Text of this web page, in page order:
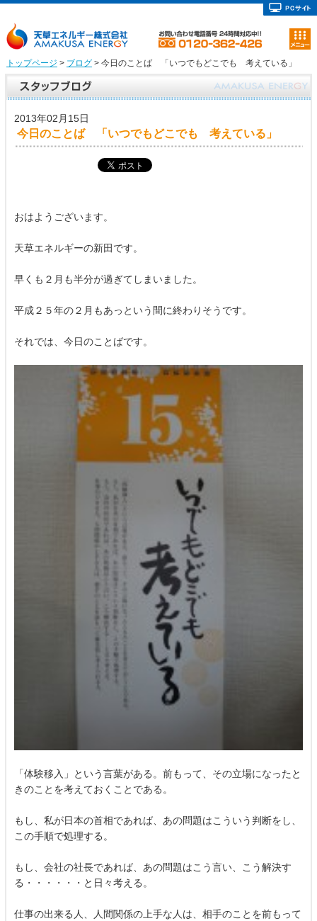
トップページ > ブログ> 今日のことば 「いつでもどこでも 考えている」
2013年02月15日
今日のことば 「いつでもどこでも 考えている」
おはようございます。
天草エネルギーの新田です。
早くも２月も半分が過ぎてしまいました。
平成２５年の２月もあっという間に終わりそうです。
それでは、今日のことばです。
「体験移入」という言葉がある。前もって、その立場になったと
きのことを考えておくことである。
もし、私が日本の首相であれば、あの問題はこういう判断をし、
この手順で処理する。
もし、会社の社長であれば、あの問題はこう言い、こう解決す
る・・・・・・と日々考える。
仕事の出来る人、人間関係の上手な人は、相手のことを前もって